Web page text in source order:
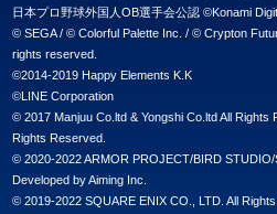
日本プロ野球外国人OB選手会公認 ©Konami
© SEGA / © Colorful Palette Inc. / © Crypton
rights reserved.
©2014-2019 Happy Elements K.K
©LINE Corporation
© 2017 Manjuu Co.ltd & Yongshi Co.ltd All Rights
Rights Reserved.
© 2020-2022 ARMOR PROJECT/BIRD STUDIO/
Developed by Aiming Inc.
© 2019-2022 SQUARE ENIX CO., LTD. All